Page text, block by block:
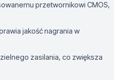
przetwornikowi CMOS,
jakość nagrania w
zasilania, co zwiększa